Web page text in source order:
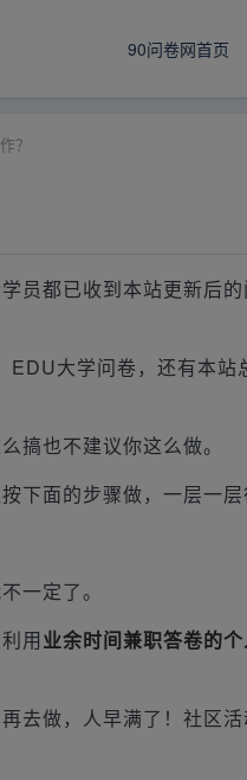
90问卷网首页
？
员都已收到本站更新后
大学问卷，还有本站
搞也不建议你这么做。
下面的步骤做，一层一层
一定了。
用业余时间兼职答卷的
去做，人早满了！社区